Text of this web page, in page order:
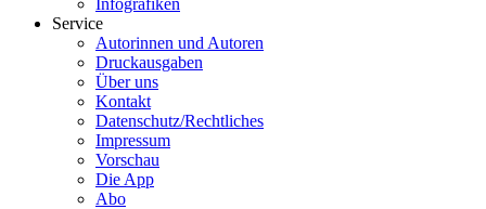
Infografiken
Service
Autorinnen und Autoren
Druckausgaben
Über uns
Kontakt
Datenschutz/Rechtliches
Impressum
Vorschau
Die App
Abo